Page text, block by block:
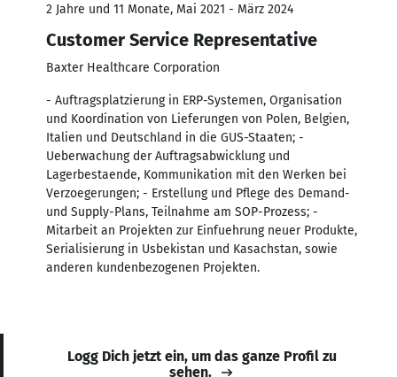
2 Jahre und 11 Monate, Mai 2021 - März 2024
Customer Service Representative
Baxter Healthcare Corporation
- Auftragsplatzierung in ERP-Systemen, Organisation
und Koordination von Lieferungen von Polen, Belgien,
Italien und Deutschland in die GUS-Staaten; -
Ueberwachung der Auftragsabwicklung und
Lagerbestaende, Kommunikation mit den Werken bei
Verzoegerungen; - Erstellung und Pflege des Demand-
und Supply-Plans, Teilnahme am SOP-Prozess; -
Mitarbeit an Projekten zur Einfuehrung neuer Produkte,
Serialisierung in Usbekistan und Kasachstan, sowie
anderen kundenbezogenen Projekten.
Logg Dich jetzt ein, um das ganze Profil zu
sehen.